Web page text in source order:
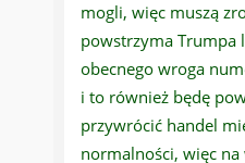
mogli, więc muszą
powstrzyma Trumpa
obecnego wroga
i to również będę
przywrócić handel
normalności, więc